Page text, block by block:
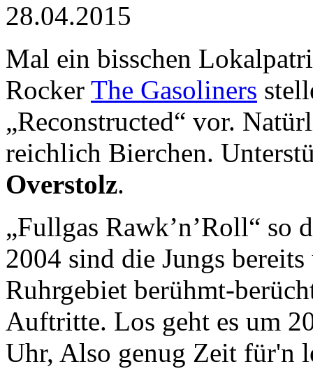
28.04.2015
Mal ein bisschen
Rocker The Gasoliners
„Reconstructed“ vor.
reichlich Bierchen.
Overstolz.
„Fullgas Rawk’n’Roll“ so
2004 sind die Jungs
Ruhrgebiet berühmt-
Auftritte. Los geht es um
Uhr, Also genug Zeit für'n